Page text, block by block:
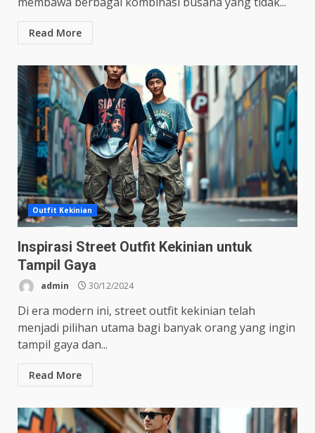
Read More
Outfit Kekinian
Inspirasi Street Outfit Kekinian untuk
Tampil Gaya
admin 30/12/2024
Di era modern ini, street outfit kekinian telah
menjadi pilihan utama bagi banyak orang yang ingin
tampil gaya dan...
Read More